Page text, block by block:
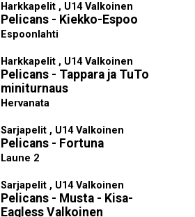
Harkkapelit , U14 Valkoinen
Pelicans - Kiekko-Espoo
Espoonlahti
Harkkapelit , U14 Valkoinen
Pelicans - Tappara ja TuTo
miniturnaus
Hervanata
Sarjapelit , U14 Valkoinen
Pelicans - Fortuna
Laune 2
Sarjapelit , U14 Valkoinen
Pelicans - Musta - Kisa-
Eagless Valkoinen